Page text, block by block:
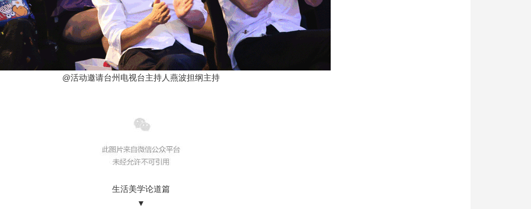
@活动邀请台州电视台主持人燕波担纲主持
生活美学论道篇
▼